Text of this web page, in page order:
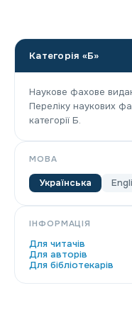
Категорія «Б»
Наукове фахове
Переліку наукових
категорії Б.
МОВА
Українська
ІНФОРМАЦІЯ
Для читачів
Для авторів
Для бібліотекарів